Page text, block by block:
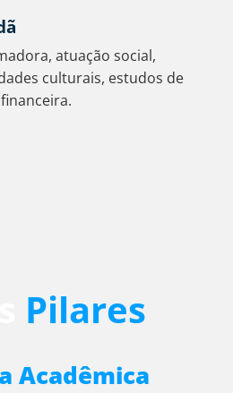
atuação social,
culturais, estudos de
Pilares
Acadêmica